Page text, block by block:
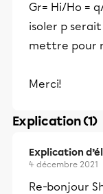
Gr= Hi/Ho =
isoler p serait
mettre pour
Merci!
Explication (1)
Explication
4 décembre 2021
Re-bonjour